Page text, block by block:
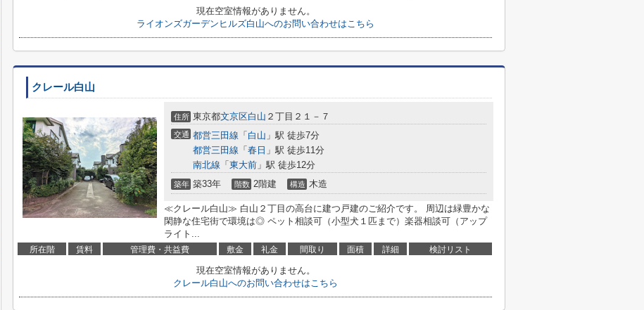
現在空室情報がありません。
ライオンズガーデンヒルズ白山へのお問い合わせはこちら
クレール白山
住所 東京都文京区白山 ２丁目２１－７
交通 都営三田線 「 白山 」駅 徒歩7分
都営三田線 「 春日 」駅 徒歩11分
南北線 「 東大前 」駅 徒歩12分
築年 築33年 階数 2階建 構造 木造
≪クレール白山≫ 白山２丁目の高台に建つ戸建のご紹介です。 周辺は緑豊かな
閑静な住宅街で環境は◎ ペット相談可（小型犬１匹まで）楽器相談可（アップ
ライト...
所在階 賃料 管理費・共益費 敷金 礼金 間取り 面積 詳細 検討リスト
現在空室情報がありません。
クレール白山へのお問い合わせはこちら